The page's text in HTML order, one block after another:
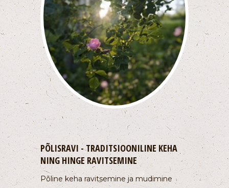
PÕLISRAVI - TRADITSIOONILINE KEHA
NING HINGE RAVITSEMINE
Põline keha ravitsemine ja mudimine